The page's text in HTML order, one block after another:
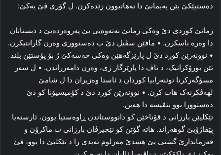
ده‌ستپێکێ یێن په‌یمانێ دا نه‌هاتبوون زێده‌کرن. ل گۆری ڤێ یه‌کێ:
زمانێ کوردی دێ وه‌کی زمانێ نه‌ته‌وه‌یی یێ په‌روه‌رده‌یێ د دبستانان
دا وه‌ره‌ ناسکرن. • مافێن سڤیل دێ ب ده‌ستووری وه‌رن گارانتیکرن.
• نوونه‌رێن کورد دێ ل پارێزگه‌هێن وه‌کی حه‌سه‌کێ ژ بۆ پۆستێن بلند
ئێن بورۆکراتیک، د ناڤ دا پارێزگار ژی، وه‌رن دامەزراندن. • ل سه‌ر
مسۆگه‌رکرنا نوئنەراییا کوردان د ئاستا وه‌زیران دا ل شامێ
لهه‌ڤکرنه‌ک هات کرن. • نوونه‌رێن کورد دێ د کۆمیسیۆنا کو دێ
ده‌ستوورا نوو بنڤیسه‌ دا هەبن.
تێکلیێن بارزانی د قۆناخێن کو دانووستاندن ڕاوه‌ستیا بوون، ئارستەیا
پێڤاژۆیێ گوهه‌راند. هاته‌ گۆتن کو نێچیرڤان بارزانی ب ماکرۆن و
فه‌رماندارێ گشتی یێ هسدێ مەزلوم ئه‌بدی را د تێکلیێ دا بوو، ڤئ